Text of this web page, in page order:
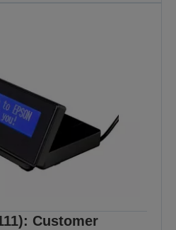
Customer